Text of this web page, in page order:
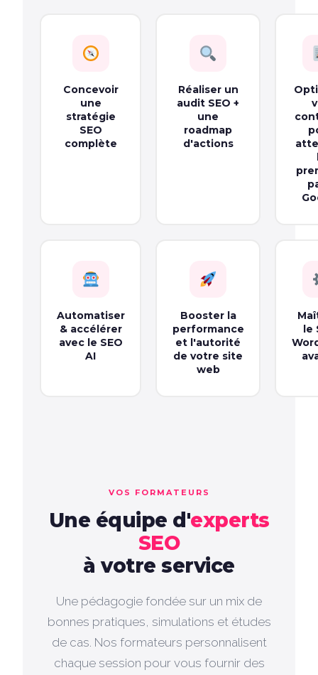
Concevoir
une
stratégie
SEO
complète
Réaliser un
audit SEO +
une
roadmap
d'actions
Automatiser
& accélérer
avec le SEO
AI
Booster la
performance
et l'autorité
de votre site
web
le
VOS FORMATEURS
Une équipe d'experts
SEO
à votre service
Une pédagogie fondée sur un mix de
bonnes pratiques, simulations et études
de cas. Nos formateurs personnalisent
chaque session pour vous fournir des